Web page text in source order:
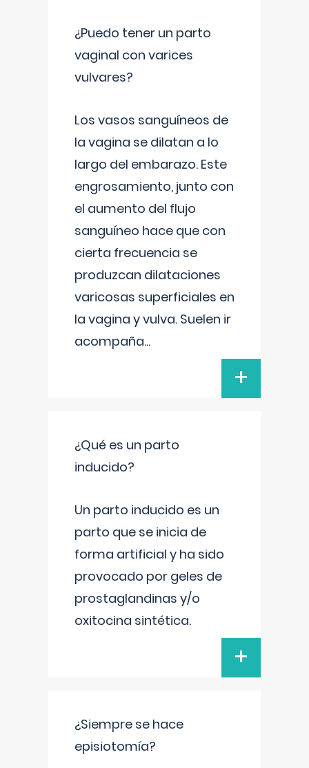
¿Puedo tener un parto
vaginal con varices
vulvares?
Los vasos sanguíneos de
la vagina se dilatan a lo
largo del embarazo. Este
engrosamiento, junto con
el aumento del flujo
sanguíneo hace que con
cierta frecuencia se
produzcan dilataciones
varicosas superficiales en
la vagina y vulva. Suelen ir
acompaña...
+
¿Qué es un parto
inducido?
Un parto inducido es un
parto que se inicia de
forma artificial y ha sido
provocado por geles de
prostaglandinas y/o
oxitocina sintética.
+
¿Siempre se hace
episiotomía?